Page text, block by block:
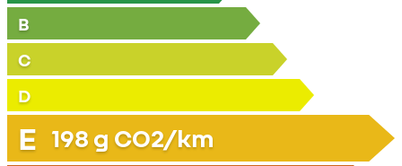
B
C
D
E 198 g CO2/km